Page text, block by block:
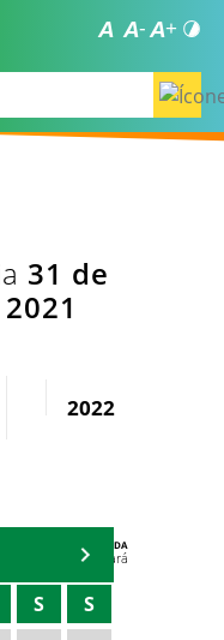
31 de
2022
AGENDA
Polícia Militar do Ceará
S S